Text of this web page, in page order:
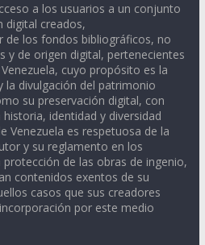
a los usuarios a un conjunto
digital creados,
de los fondos bibliográficos, no
y de origen digital, pertenecientes
cuyo propósito es la
divulgación del patrimonio
su preservación digital, con
identidad y diversidad
Venezuela es respetuosa de la
y su reglamento en los
de las obras de ingenio,
contenidos exentos de su
casos que sus creadores
por este medio